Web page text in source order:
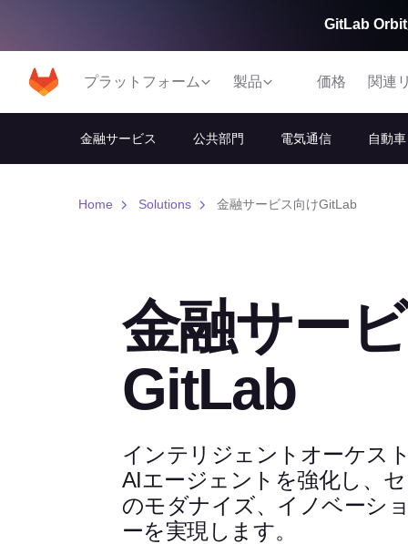
プラットフォーム 製品 価格 関連
GitLab Orbit
金融サービス 公共部門 電気通信 自動車
Home Solutions 金融サービス向けGitLab
金融サー
GitLab
インテリジェントオーケス
AIエージェントを強化し、
のモダナイズ、イノベーシ
ーを実現します。